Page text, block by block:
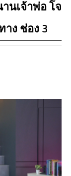
นเจ้าพ่อ โจ
าง ช่อง 3